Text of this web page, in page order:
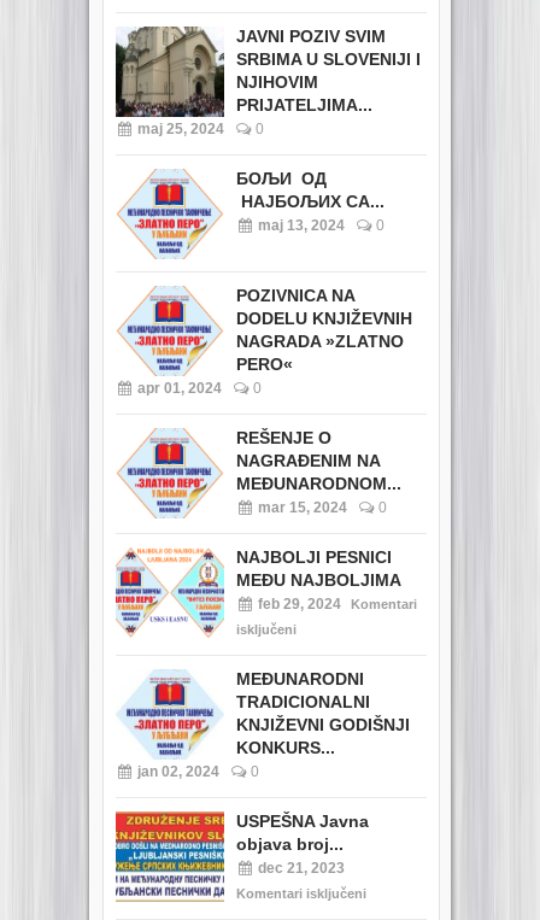
JAVNI POZIV SVIM
SRBIMA U SLOVENIJI I
NJIHOVIM
PRIJATELJIMA...
maj 25, 2024 0
БОЉИ ОД
НАЈБОЉИХ СА...
maj 13, 2024 0
POZIVNICA NA
DODELU KNJIŽEVNIH
NAGRADA »ZLATNO
PERO«
apr 01, 2024 0
REŠENJE O
NAGRAĐENIM NA
MEĐUNARODNOM...
mar 15, 2024 0
NAJBOLJI PESNICI
MEĐU NAJBOLJIMA
feb 29, 2024
Komentari
isključeni
MEĐUNARODNI
TRADICIONALNI
KNJIŽEVNI GODIŠNJI
KONKURS...
jan 02, 2024 0
USPEŠNA Javna
objava broj...
dec 21, 2023
Komentari isključeni